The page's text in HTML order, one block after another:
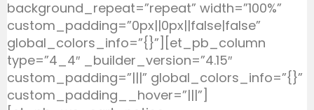
background_repeat=”repeat” width=”100%”
custom_padding=”0px||0px||false|false”
global_colors_info=”{}”][et_pb_column
type=”4_4″ _builder_version=”4.15″
custom_padding=”|||” global_colors_info=”{}”
custom_padding__hover=”|||”]